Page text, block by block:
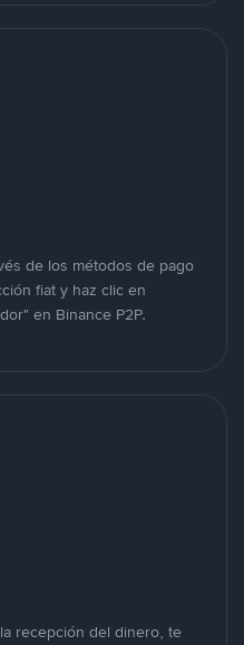
de los métodos de pago
fiat y haz clic en
en Binance P2P.
recepción del dinero, te